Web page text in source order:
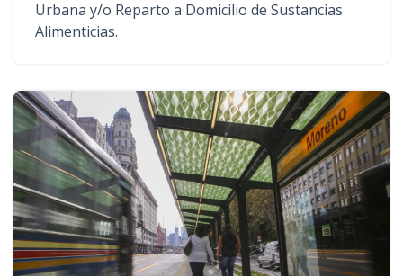
Urbana y/o Reparto a Domicilio de Sustancias
Alimenticias.